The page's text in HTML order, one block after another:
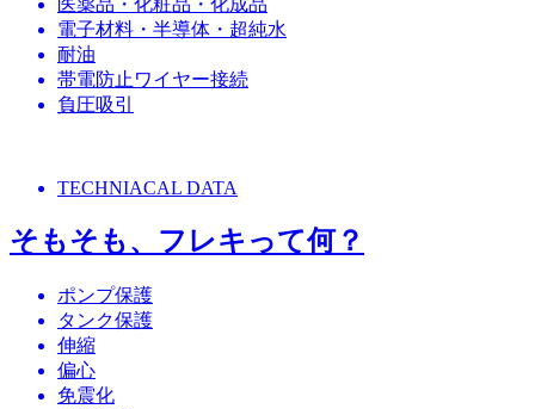
電子材料・半導体・超純水
耐油
帯電防止ワイヤー接続
負圧吸引
TECHNIACAL DATA
そもそも、フレキって何？
ポンプ保護
タンク保護
伸縮
偏心
免震化